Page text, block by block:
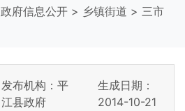
政府信息公开 > 乡镇街道 > 三市
发布机构：平
江县政府
生成日期：
2014-10-21